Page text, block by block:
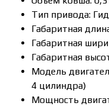
Тип привода:
Габаритная
Габаритная
Габаритная
Модель
4 цилиндра)
Мощность